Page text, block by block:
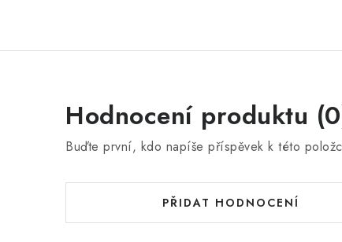
Hodnocení produktu
Buďte první, kdo napíše příspěvek k této
PŘIDAT HODNOCENÍ